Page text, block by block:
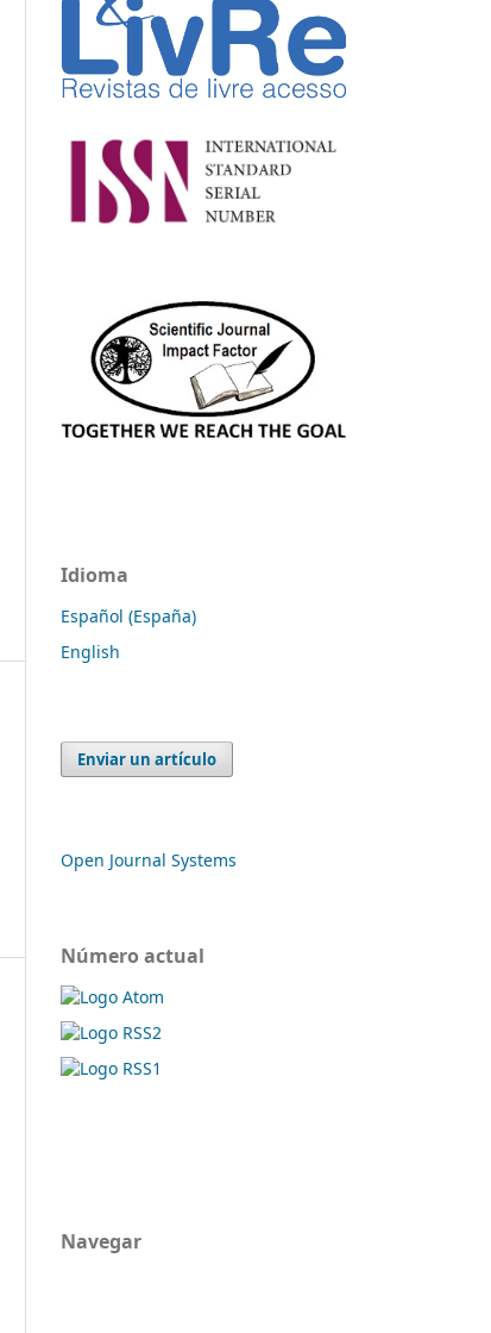
Idioma
Español (España)
English
Enviar un artículo
Open Journal Systems
Número actual
Navegar